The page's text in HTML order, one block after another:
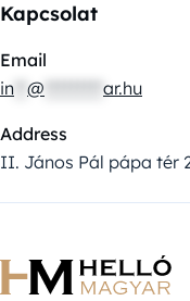
Kapcsolat
Email
in @ ar.hu
Address
II. János Pál pápa tér